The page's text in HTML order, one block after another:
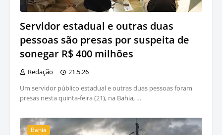
Servidor estadual e outras duas
pessoas são presas por suspeita de
sonegar R$ 400 milhões
Redação
21.5.26
Um servidor público estadual e outras duas pessoas foram
presas nesta quinta-feira (21), na Bahia, …
Bahia